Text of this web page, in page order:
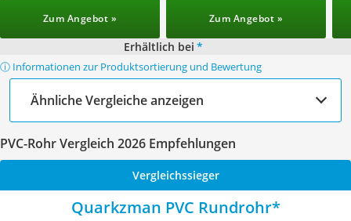
Zum Angebot » Zum Angebot »
Erhältlich bei *
ⓘ Informationen zur Produktsortierung und Bewertung
Ähnliche Vergleiche anzeigen
PVC-Rohr Vergleich 2026 Empfehlungen
Vergleichssieger
Quarkzman PVC Rundrohr